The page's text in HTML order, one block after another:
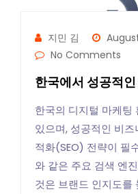
지민 김
No Comments
한국에서 성공적
한국의 디지털 마케팅
있으며, 성공적인 비
적화(SEO) 전략이 필
와 같은 주요 검색 엔
것은 브랜드 인지도를